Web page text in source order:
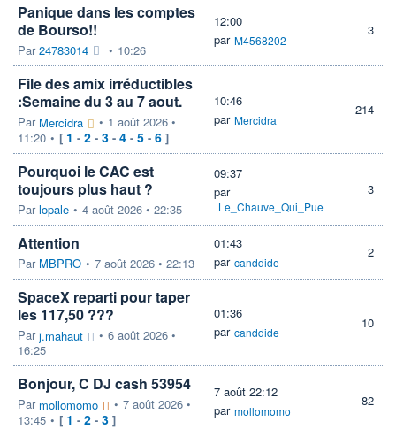
Panique dans les comptes
de Bourso!!
Par24783014 • 10:26
12:00
par M4568202
3
File des amix irréductibles
:Semaine du 3 au 7 aout.
Par Mercidra • 1 août 2026 •
11:20 • [ 1 - 2 - 3 - 4 - 5 - 6 ]
10:46
par Mercidra
214
Pourquoi le CAC est
toujours plus haut ?
Parlopale • 4 août 2026 • 22:35
09:37
par
Le_Chauve_Qui_Pue
3
Attention
Par MBPRO • 7 août 2026 • 22:13
01:43
par canddide
2
SpaceX reparti pour taper
les 117,50 ???
Parj.mahaut • 6 août 2026 •
16:25
01:36
par canddide
10
Bonjour, C DJ cash 53954
Par mollomomo • 7 août 2026 •
13:45 • [ 1 - 2 - 3 ]
7 août 22:12
par mollomomo
82